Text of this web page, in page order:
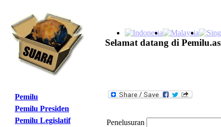
Selamat datang di
Pemilu
Pemilu Presiden
Pemilu Legislatif
Penelusuran